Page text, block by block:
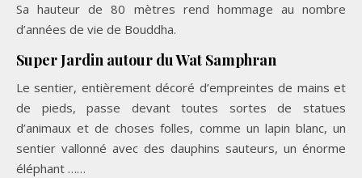
Sa hauteur de 80 mètres rend hommage au nombre
d’années de vie de Bouddha.
Super Jardin autour du Wat Samphran
Le sentier, entièrement décoré d’empreintes de mains et
de pieds, passe devant toutes sortes de statues
d’animaux et de choses folles, comme un lapin blanc, un
sentier vallonné avec des dauphins sauteurs, un énorme
éléphant ……